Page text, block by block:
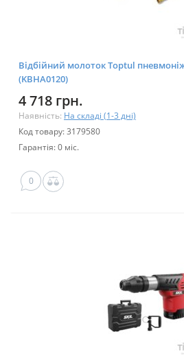
Відбійний молоток Toptul
(KBHA0120)
4 718 грн.
Наявність: На складі (1-3 дні)
Код товару: 3179580
Гарантія: 0 міс.
0